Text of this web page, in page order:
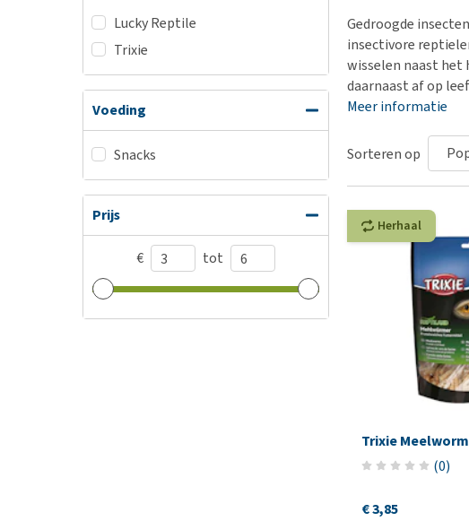
Biologisch hondenvoer
Vegan hondenvoer
Bekijk alles
Puppy apotheek
Vuurwerkangst
Bekijk alles
Lucky Reptile
Trixie
Voeding
Snacks
Prijs
€ tot
Gedroogde
insectivore
wisselen naast het
daarnaast af op
Meer informatie
Sorteren op
Herhaal
Trixie
(0)
€ 3,85